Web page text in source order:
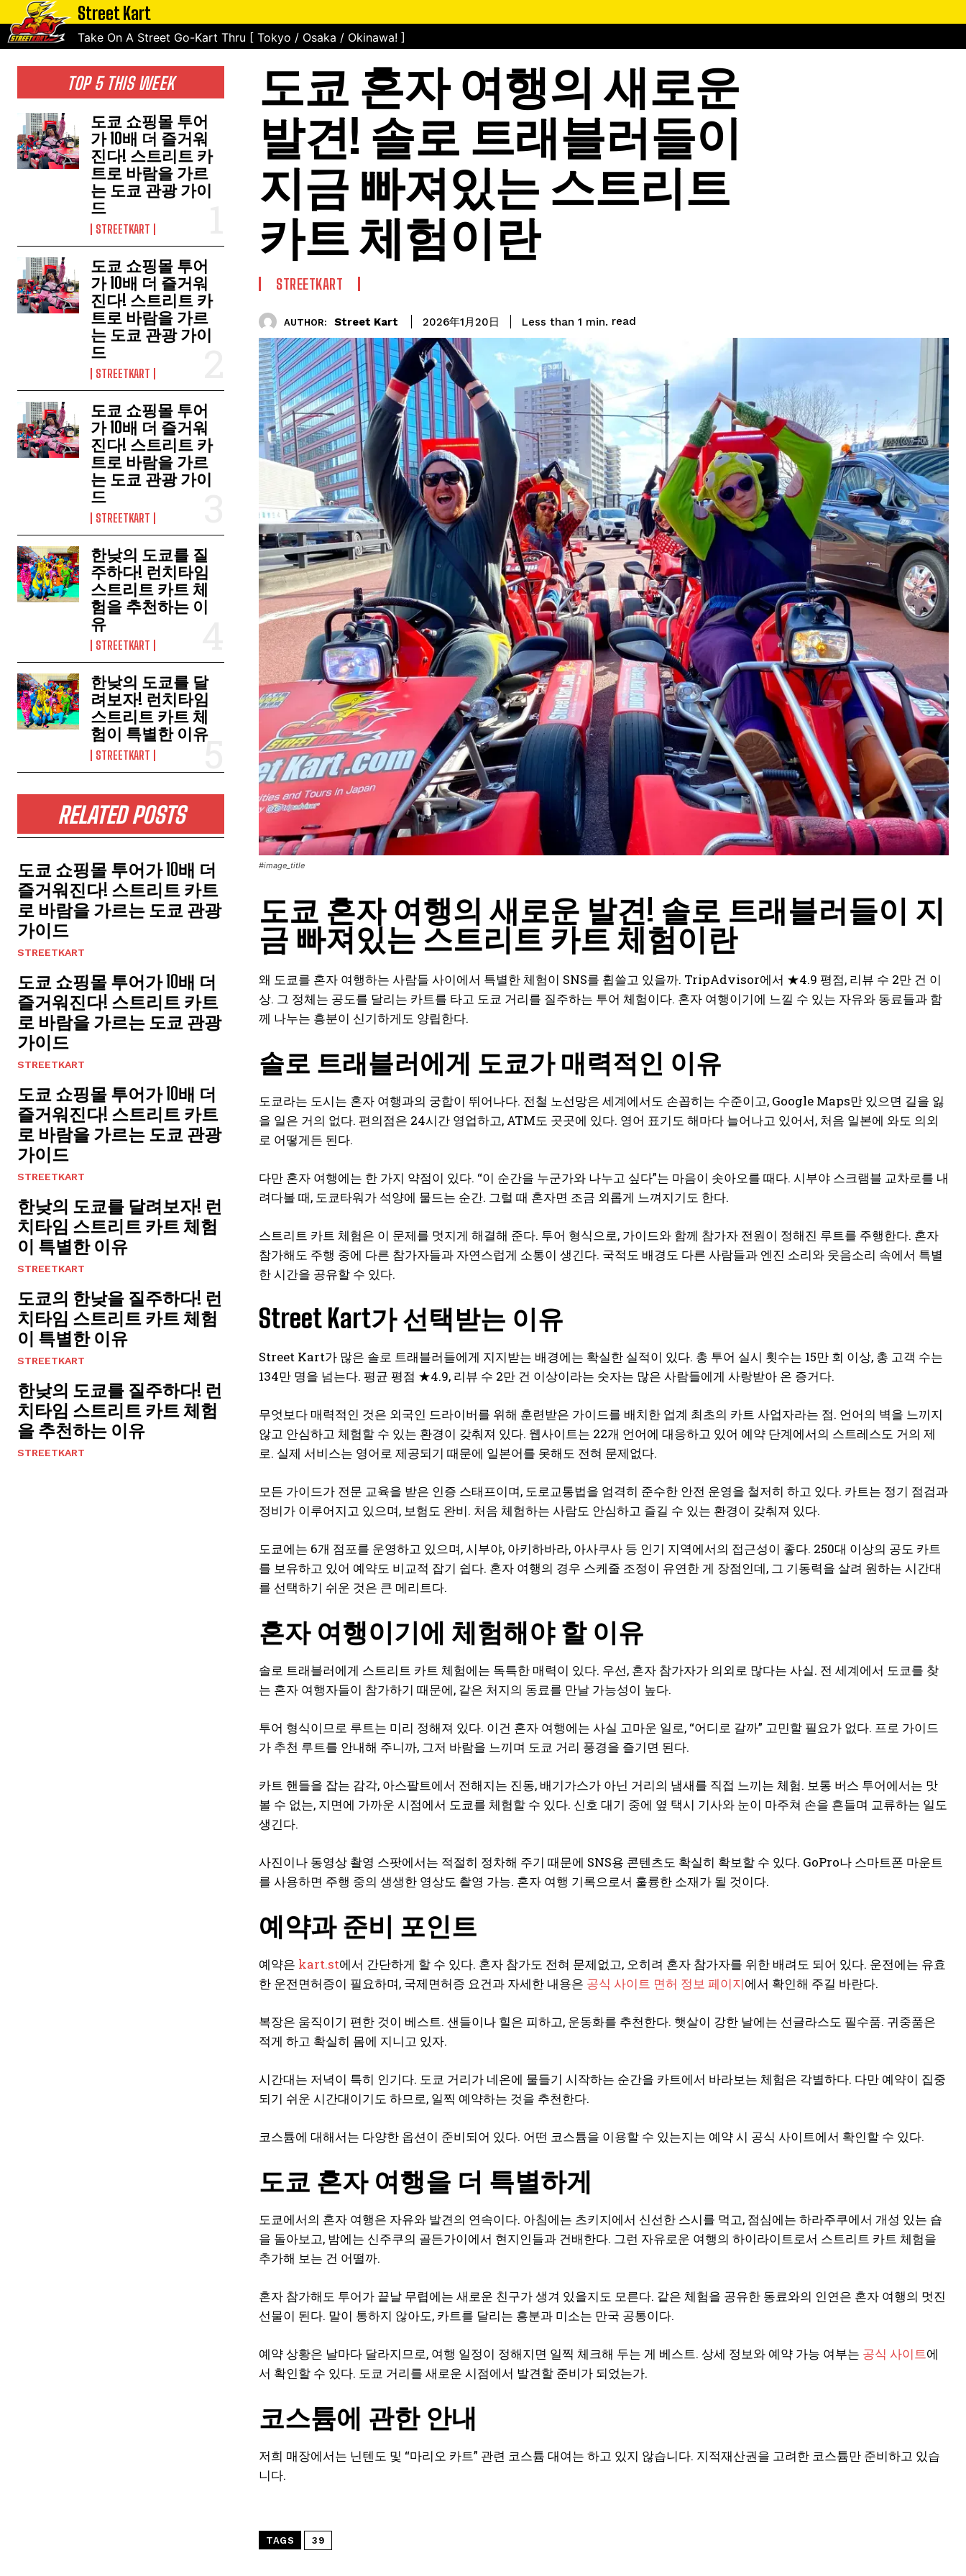
Street Kart
Take On A Street Go-Kart Thru [ Tokyo / Osaka / Okinawa! ]
TOP 5 THIS WEEK
도쿄 쇼핑몰 투어
가 10배 더 즐거워
진다! 스트리트 카
트로 바람을 가르
는 도쿄 관광 가이
드
STREETKART
도쿄 쇼핑몰 투어
가 10배 더 즐거워
진다! 스트리트 카
트로 바람을 가르
는 도쿄 관광 가이
드
STREETKART
도쿄 쇼핑몰 투어
가 10배 더 즐거워
진다! 스트리트 카
트로 바람을 가르
는 도쿄 관광 가이
드
STREETKART
한낮의 도쿄를 질
주하다! 런치타임
스트리트 카트 체
험을 추천하는 이
유
STREETKART
한낮의 도쿄를 달
려보자! 런치타임
스트리트 카트 체
험이 특별한 이유
STREETKART
RELATED POSTS
도쿄 쇼핑몰 투어가 10배 더
즐거워진다! 스트리트 카트
로 바람을 가르는 도쿄 관광
가이드
STREETKART
도쿄 쇼핑몰 투어가 10배 더
즐거워진다! 스트리트 카트
로 바람을 가르는 도쿄 관광
가이드
STREETKART
도쿄 쇼핑몰 투어가 10배 더
즐거워진다! 스트리트 카트
로 바람을 가르는 도쿄 관광
가이드
STREETKART
한낮의 도쿄를 달려보자! 런
치타임 스트리트 카트 체험
이 특별한 이유
STREETKART
도쿄의 한낮을 질주하다! 런
치타임 스트리트 카트 체험
이 특별한 이유
STREETKART
한낮의 도쿄를 질주하다! 런
치타임 스트리트 카트 체험
을 추천하는 이유
STREETKART
도쿄 혼자 여행의 새로운
발견! 솔로 트래블러들이
지금 빠져있는 스트리트
카트 체험이란
STREETKART
AUTHOR: Street Kart 2026年1月20日 Less than 1 min. read
#image_title
도쿄 혼자 여행의 새로운 발견! 솔로 트래블러들이 지
금 빠져있는 스트리트 카트 체험이란
왜 도쿄를 혼자 여행하는 사람들 사이에서 특별한 체험이 SNS를 휩쓸고 있을까. TripAdvisor에서 ★4.9 평점, 리뷰 수 2만 건 이
상. 그 정체는 공도를 달리는 카트를 타고 도쿄 거리를 질주하는 투어 체험이다. 혼자 여행이기에 느낄 수 있는 자유와 동료들과 함
께 나누는 흥분이 신기하게도 양립한다.
솔로 트래블러에게 도쿄가 매력적인 이유
도쿄라는 도시는 혼자 여행과의 궁합이 뛰어나다. 전철 노선망은 세계에서도 손꼽히는 수준이고, Google Maps만 있으면 길을 잃
을 일은 거의 없다. 편의점은 24시간 영업하고, ATM도 곳곳에 있다. 영어 표기도 해마다 늘어나고 있어서, 처음 일본에 와도 의외
로 어떻게든 된다.
다만 혼자 여행에는 한 가지 약점이 있다. “이 순간을 누군가와 나누고 싶다”는 마음이 솟아오를 때다. 시부야 스크램블 교차로를 내
려다볼 때, 도쿄타워가 석양에 물드는 순간. 그럴 때 혼자면 조금 외롭게 느껴지기도 한다.
스트리트 카트 체험은 이 문제를 멋지게 해결해 준다. 투어 형식으로, 가이드와 함께 참가자 전원이 정해진 루트를 주행한다. 혼자
참가해도 주행 중에 다른 참가자들과 자연스럽게 소통이 생긴다. 국적도 배경도 다른 사람들과 엔진 소리와 웃음소리 속에서 특별
한 시간을 공유할 수 있다.
Street Kart가 선택받는 이유
Street Kart가 많은 솔로 트래블러들에게 지지받는 배경에는 확실한 실적이 있다. 총 투어 실시 횟수는 15만 회 이상, 총 고객 수는
134만 명을 넘는다. 평균 평점 ★4.9, 리뷰 수 2만 건 이상이라는 숫자는 많은 사람들에게 사랑받아 온 증거다.
무엇보다 매력적인 것은 외국인 드라이버를 위해 훈련받은 가이드를 배치한 업계 최초의 카트 사업자라는 점. 언어의 벽을 느끼지
않고 안심하고 체험할 수 있는 환경이 갖춰져 있다. 웹사이트는 22개 언어에 대응하고 있어 예약 단계에서의 스트레스도 거의 제
로. 실제 서비스는 영어로 제공되기 때문에 일본어를 못해도 전혀 문제없다.
모든 가이드가 전문 교육을 받은 인증 스태프이며, 도로교통법을 엄격히 준수한 안전 운영을 철저히 하고 있다. 카트는 정기 점검과
정비가 이루어지고 있으며, 보험도 완비. 처음 체험하는 사람도 안심하고 즐길 수 있는 환경이 갖춰져 있다.
도쿄에는 6개 점포를 운영하고 있으며, 시부야, 아키하바라, 아사쿠사 등 인기 지역에서의 접근성이 좋다. 250대 이상의 공도 카트
를 보유하고 있어 예약도 비교적 잡기 쉽다. 혼자 여행의 경우 스케줄 조정이 유연한 게 장점인데, 그 기동력을 살려 원하는 시간대
를 선택하기 쉬운 것은 큰 메리트다.
혼자 여행이기에 체험해야 할 이유
솔로 트래블러에게 스트리트 카트 체험에는 독특한 매력이 있다. 우선, 혼자 참가자가 의외로 많다는 사실. 전 세계에서 도쿄를 찾
는 혼자 여행자들이 참가하기 때문에, 같은 처지의 동료를 만날 가능성이 높다.
투어 형식이므로 루트는 미리 정해져 있다. 이건 혼자 여행에는 사실 고마운 일로, “어디로 갈까” 고민할 필요가 없다. 프로 가이드
가 추천 루트를 안내해 주니까, 그저 바람을 느끼며 도쿄 거리 풍경을 즐기면 된다.
카트 핸들을 잡는 감각, 아스팔트에서 전해지는 진동, 배기가스가 아닌 거리의 냄새를 직접 느끼는 체험. 보통 버스 투어에서는 맛
볼 수 없는, 지면에 가까운 시점에서 도쿄를 체험할 수 있다. 신호 대기 중에 옆 택시 기사와 눈이 마주쳐 손을 흔들며 교류하는 일도
생긴다.
사진이나 동영상 촬영 스팟에서는 적절히 정차해 주기 때문에 SNS용 콘텐츠도 확실히 확보할 수 있다. GoPro나 스마트폰 마운트
를 사용하면 주행 중의 생생한 영상도 촬영 가능. 혼자 여행 기록으로서 훌륭한 소재가 될 것이다.
예약과 준비 포인트
예약은 kart.st에서 간단하게 할 수 있다. 혼자 참가도 전혀 문제없고, 오히려 혼자 참가자를 위한 배려도 되어 있다. 운전에는 유효
한 운전면허증이 필요하며, 국제면허증 요건과 자세한 내용은 공식 사이트 면허 정보 페이지에서 확인해 주길 바란다.
복장은 움직이기 편한 것이 베스트. 샌들이나 힐은 피하고, 운동화를 추천한다. 햇살이 강한 날에는 선글라스도 필수품. 귀중품은
적게 하고 확실히 몸에 지니고 있자.
시간대는 저녁이 특히 인기다. 도쿄 거리가 네온에 물들기 시작하는 순간을 카트에서 바라보는 체험은 각별하다. 다만 예약이 집중
되기 쉬운 시간대이기도 하므로, 일찍 예약하는 것을 추천한다.
코스튬에 대해서는 다양한 옵션이 준비되어 있다. 어떤 코스튬을 이용할 수 있는지는 예약 시 공식 사이트에서 확인할 수 있다.
도쿄 혼자 여행을 더 특별하게
도쿄에서의 혼자 여행은 자유와 발견의 연속이다. 아침에는 츠키지에서 신선한 스시를 먹고, 점심에는 하라주쿠에서 개성 있는 숍
을 돌아보고, 밤에는 신주쿠의 골든가이에서 현지인들과 건배한다. 그런 자유로운 여행의 하이라이트로서 스트리트 카트 체험을
추가해 보는 건 어떨까.
혼자 참가해도 투어가 끝날 무렵에는 새로운 친구가 생겨 있을지도 모른다. 같은 체험을 공유한 동료와의 인연은 혼자 여행의 멋진
선물이 된다. 말이 통하지 않아도, 카트를 달리는 흥분과 미소는 만국 공통이다.
예약 상황은 날마다 달라지므로, 여행 일정이 정해지면 일찍 체크해 두는 게 베스트. 상세 정보와 예약 가능 여부는 공식 사이트에
서 확인할 수 있다. 도쿄 거리를 새로운 시점에서 발견할 준비가 되었는가.
코스튬에 관한 안내
저희 매장에서는 닌텐도 및 “마리오 카트” 관련 코스튬 대여는 하고 있지 않습니다. 지적재산권을 고려한 코스튬만 준비하고 있습
니다.
TAGS 39